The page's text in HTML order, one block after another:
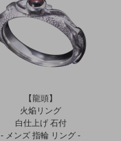
【龍頭】
火焔リング
白仕上げ 石付
- メンズ 指輪 リング -